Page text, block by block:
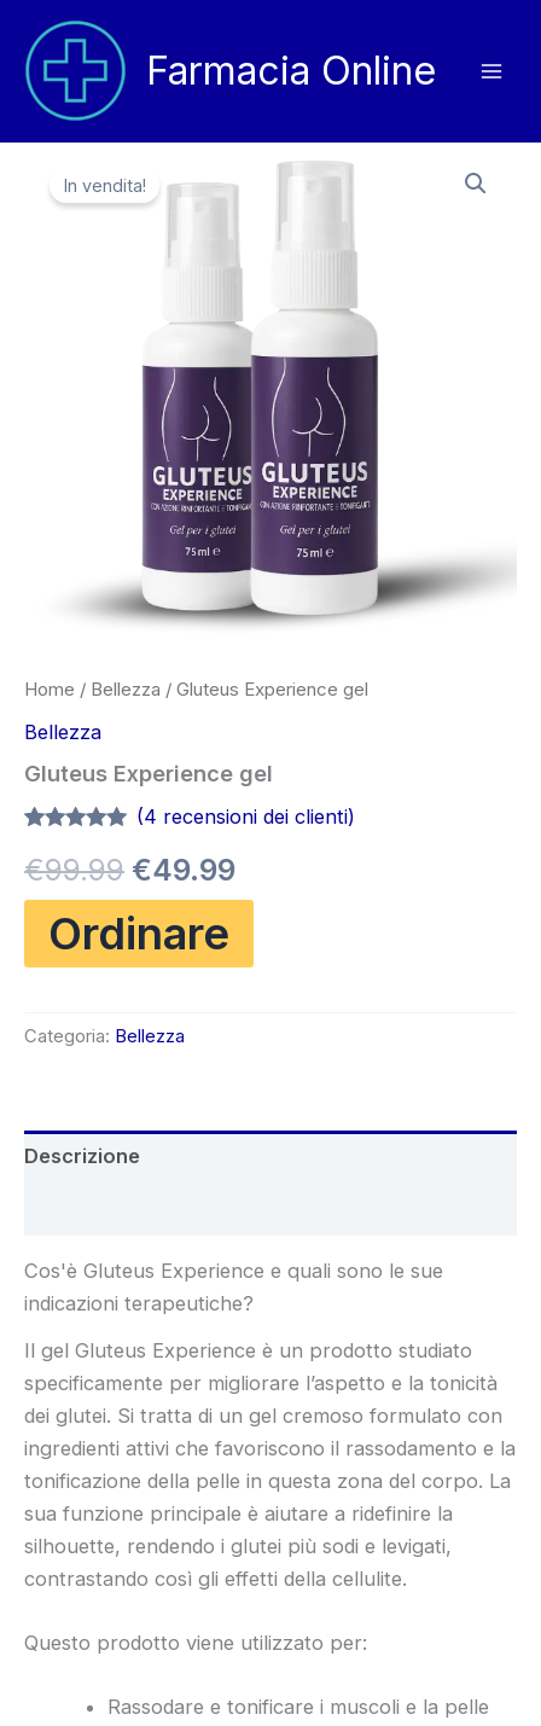
contenuto
Farmacia Online
In vendita!
Home / Bellezza / Gluteus Experience gel
Bellezza
Gluteus Experience gel
su 5 su
base di
recensioni
(4 recensioni dei clienti)
€99.99 Il
prezzo
originale
€49.99
attuale
Ordinare
Categoria: Bellezza
Descrizione
Cos'è Gluteus Experience e quali sono le sue
indicazioni terapeutiche?
Il gel Gluteus Experience è un prodotto studiato
specificamente per migliorare l’aspetto e la tonicità
dei glutei. Si tratta di un gel cremoso formulato con
ingredienti attivi che favoriscono il rassodamento e la
tonificazione della pelle in questa zona del corpo. La
sua funzione principale è aiutare a ridefinire la
silhouette, rendendo i glutei più sodi e levigati,
contrastando così gli effetti della cellulite.
Questo prodotto viene utilizzato per:
Rassodare e tonificare i muscoli e la pelle